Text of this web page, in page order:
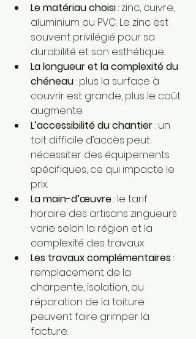
Le matériau choisi : zinc, cuivre,
aluminium ou PVC. Le zinc est
souvent privilégié pour sa
durabilité et son esthétique.
La longueur et la complexité du
chéneau : plus la surface à
couvrir est grande, plus le coût
augmente.
L’accessibilité du chantier : un
toit difficile d’accès peut
nécessiter des équipements
spécifiques, ce qui impacte le
prix.
La main-d’œuvre : le tarif
horaire des artisans zingueurs
varie selon la région et la
complexité des travaux.
Les travaux complémentaires :
remplacement de la
charpente, isolation, ou
réparation de la toiture
peuvent faire grimper la
facture.